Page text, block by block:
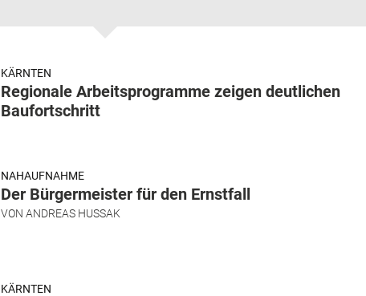
KÄRNTEN
Regionale Arbeitsprogramme zeigen deutlichen
Baufortschritt
NAHAUFNAHME
Der Bürgermeister für den Ernstfall
VON ANDREAS HUSSAK
KÄRNTEN